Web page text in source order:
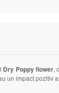
Dry Poppy flower,
un impact pozitiv